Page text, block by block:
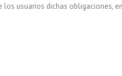
usuarios dichas obligaciones,